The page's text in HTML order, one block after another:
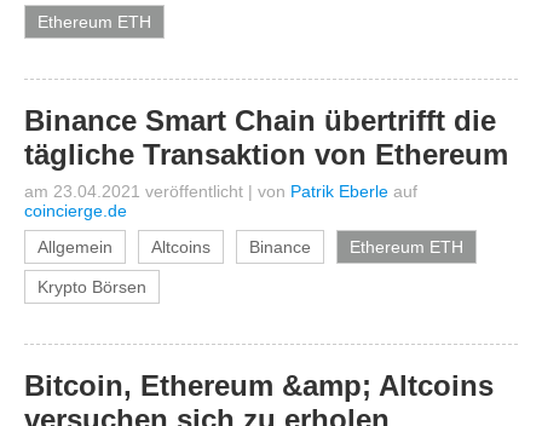
Ethereum ETH
Binance Smart Chain übertrifft die
tägliche Transaktion von Ethereum
am 23.04.2021 veröffentlicht | von Patrik Eberle auf
coincierge.de
Allgemein
Altcoins Binance Ethereum ETH
Krypto Börsen
Bitcoin, Ethereum &amp; Altcoins
versuchen sich zu erholen